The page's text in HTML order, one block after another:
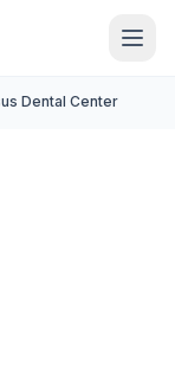
Dental Center